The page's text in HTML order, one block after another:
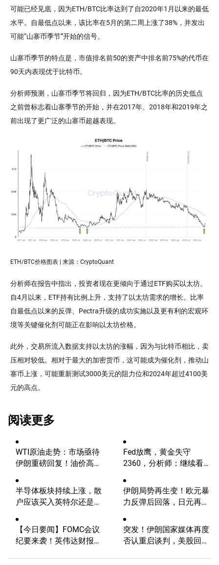
可能已经见底，因为ETH/BTC比率达到了自2020年1月以来的最低
水平。自最低点以来，该比率在5月的第二周上涨了38%，并发出
可能“山寨币季节”开始的信号。
山寨币季节的特点是，市值排名前50的资产中排名前75%的代币在
90天内表现优于比特币。
分析师预测，山寨币季节将回归，因为ETH/BTC比率的历史低点
之前曾标志着山寨季节的开始，并在2017年、2018年和2019年之
前出现了更广泛的山寨币超越表现。
ETH/BTC价格图表 | 来源：CryptoQuant
分析师在报告中指出，投资者现在更倾向于通过ETF购买以太坊。
自4月以来，ETF持有比例上升，支持了以太坊需求的增长。比率
自最低点以来的反弹、Pectra升级的成功实施以及更有利的宏观环
境等关键催化剂可能正在影响以太坊价格。
此外，交易所流入数据支持以太坊的涨幅，因为与比特币相比，卖
压相对较低。相对于最大的加密货币，这可能成为催化剂，推动山
寨币上涨，可能重新测试3000美元的阻力位和2024年超过4100美
元的高点。
阅读更多
WTI原油走势：市场亟待
伊朗重磅回复！油价高波
Fed放鹰，黄金失守
2360，分析师：继续看
半导体板块持续上涨，散
户应该买入英特尔还是
伊朗局势再生变！欧元暴
力反弹后回落，日元再度
【今日要闻】FOMC会议
纪要来袭！英伟达财报将
突发！伊朗国家媒体再度
否认重启谈判，美股回调